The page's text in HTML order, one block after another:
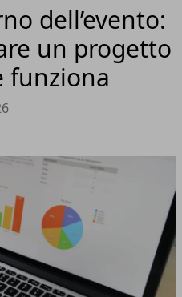
dell’evento:
un progetto
funziona